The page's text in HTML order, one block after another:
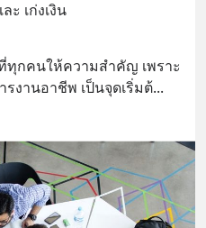
ะ เก่งเงิน
ทุกคนให้ความสำคัญ เพราะ
งานอาชีพ เป็นจุดเริ่มต้